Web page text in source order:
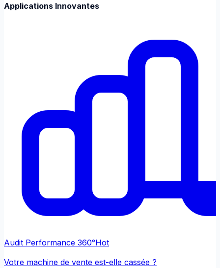
Applications Innovantes
Audit Performance 360°Hot
Votre machine de vente est-elle cassée ?